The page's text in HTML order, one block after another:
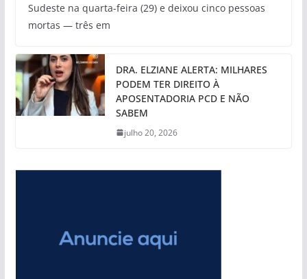
Sudeste na quarta-feira (29) e deixou cinco pessoas
mortas — três em
DRA. ELZIANE ALERTA: MILHARES
PODEM TER DIREITO À
APOSENTADORIA PCD E NÃO
SABEM
julho 20, 2026